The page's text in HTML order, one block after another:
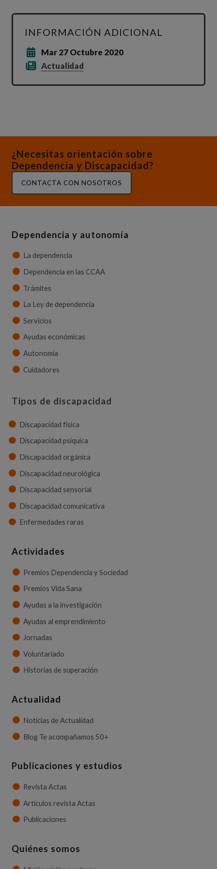
INFORMACIÓN ADICIONAL
Mar 27 Octubre 2020
Actualidad
¿Necesitas orientación sobre
Dependencia y Discapacidad?
CONTACTA CON NOSOTROS
Dependencia y autonomía
La dependencia
Dependencia en las CCAA
Trámites
La Ley de dependencia
Servicios
Ayudas económicas
Autonomía
Cuidadores
Tipos de discapacidad
Discapacidad física
Discapacidad psíquica
Discapacidad orgánica
Discapacidad neurológica
Discapacidad sensorial
Discapacidad comunicativa
Enfermedades raras
Actividades
Premios Dependencia y Sociedad
Premios Vida Sana
Ayudas a la investigación
Ayudas al emprendimiento
Jornadas
Voluntariado
Historias de superación
Actualidad
Noticias de Actualidad
Blog Te acompañamos 50+
Publicaciones y estudios
Revista Actas
Artículos revista Actas
Publicaciones
Quiénes somos